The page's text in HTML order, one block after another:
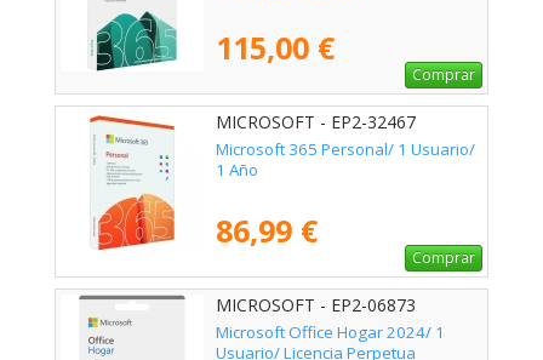
115,00 €
Comprar
MICROSOFT - EP2-32467
Microsoft 365 Personal/ 1 Usuario/
1 Año
86,99 €
Comprar
MICROSOFT - EP2-06873
Microsoft Office Hogar 2024/ 1
Usuario/ Licencia Perpetua